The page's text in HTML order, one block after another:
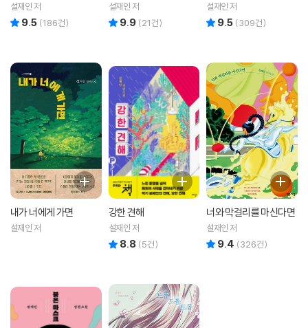
설재인 저
9.5 (186건)
설재인 저
9.9 (21건)
설재인 저
9.5 (309건)
내가 너에게 가면
설재인 저
강한 견해
설재인 저
8.8 (5건)
너와 막걸리를 마신다면
설재인 저
9.4 (326건)